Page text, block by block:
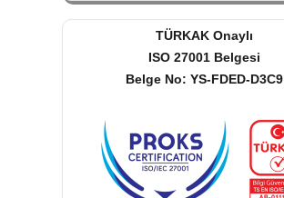
TÜRKAK Onaylı
ISO 27001 Belgesi
Belge No: YS-FDED-D3C9